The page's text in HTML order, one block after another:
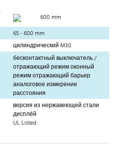
600 mm
65 - 600 mm
цилиндрический M30
бесконтактный выключатель /
отражающий режим оконный
режим отражающий барьер
аналоговое измерение
расстояния
версия из нержавеющей стали
диспле́й
UL Listed